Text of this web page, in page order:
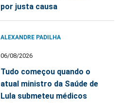
por justa causa
ALEXANDRE PADILHA
06/08/2026
Tudo começou quando o
atual ministro da Saúde de
Lula submeteu médicos